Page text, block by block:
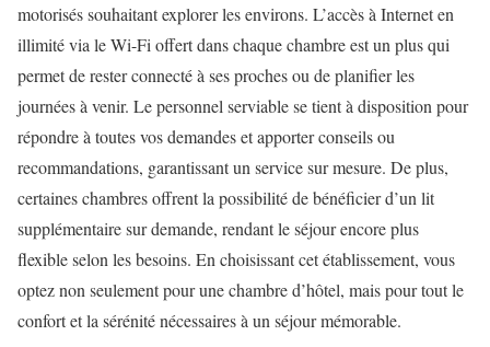
motorisés souhaitant explorer les environs. L’accès à Internet en
illimité via le Wi-Fi offert dans chaque chambre est un plus qui
permet de rester connecté à ses proches ou de planifier les
journées à venir. Le personnel serviable se tient à disposition pour
répondre à toutes vos demandes et apporter conseils ou
recommandations, garantissant un service sur mesure. De plus,
certaines chambres offrent la possibilité de bénéficier d’un lit
supplémentaire sur demande, rendant le séjour encore plus
flexible selon les besoins. En choisissant cet établissement, vous
optez non seulement pour une chambre d’hôtel, mais pour tout le
confort et la sérénité nécessaires à un séjour mémorable.